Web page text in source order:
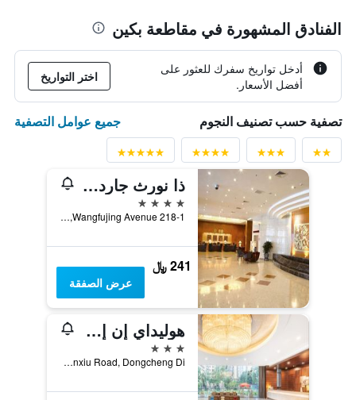
الفنادق المشهورة في مقاطعة بكين
أدخل تواريخ سفرك للعثور على
أفضل الأسعار.
اختر التواريخ
تصفية حسب تصنيف النجوم جميع عوامل التصفية
ذا نورث جاردن هوتل بكينج وانج فو جينج
4 نجوم
218-1 Wangfujing Avenue, بكين, الصين
241 ﷼
عرض الصفقة
هوليداي إن إكسربس بكين دونغتشيمن
3 نجوم
No. 1 Chunxiu Road, Dongcheng Di, بكين, الصين